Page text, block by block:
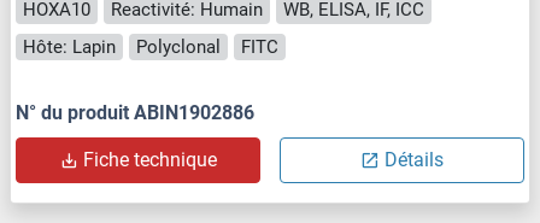
HOXA10 Reactivité: Humain
WB, ELISA, IF, ICC
Hôte: Lapin
Polyclonal FITC
N° du produit ABIN1902886
Fiche technique Détails